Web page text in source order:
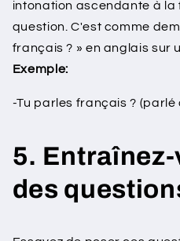
intonation ascendante à la
question. C'est comme
français ? » en anglais sur
Exemple:
-Tu parles français ?
5.
des